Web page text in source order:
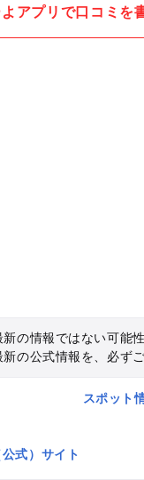
伝の味付けで絶品です
しては、山の中なの
アプリで口コミを
の情報ではない可能
の公式情報を、必ず
スポット
式）サイト